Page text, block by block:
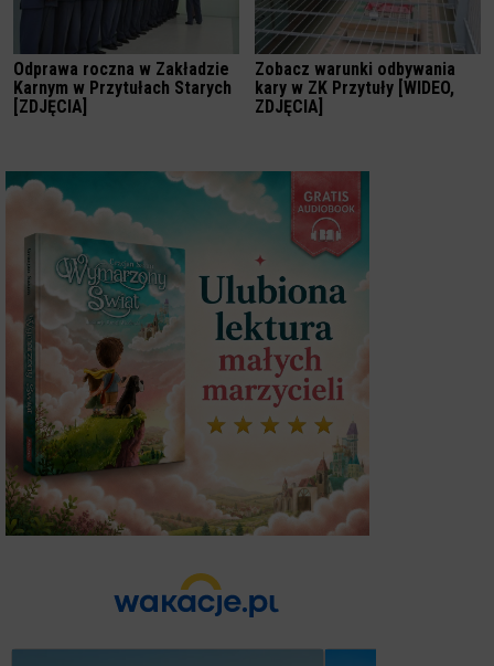
Odprawa roczna w Zakładzie
Karnym w Przytułach Starych
[ZDJĘCIA]
Zobacz warunki odbywania
kary w ZK Przytuły [WIDEO,
ZDJĘCIA]